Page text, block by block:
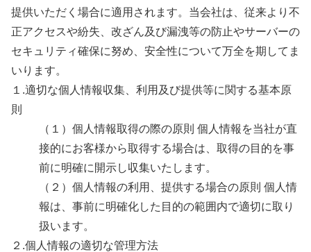
提供いただく場合に適用されます。当会社は、従来より不
正アクセスや紛失、改ざん及び漏洩等の防止やサーバーの
セキュリティ確保に努め、安全性について万全を期してま
いります。
１.適切な個人情報収集、利用及び提供等に関する基本原
則
（１）個人情報取得の際の原則 個人情報を当社が直
接的にお客様から取得する場合は、取得の目的を事
前に明確に開示し収集いたします。
（２）個人情報の利用、提供する場合の原則 個人情
報は、事前に明確化した目的の範囲内で適切に取り
扱います。
２.個人情報の適切な管理方法